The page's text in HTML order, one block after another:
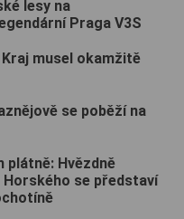
lesy na
Praga V3S
musel okamžitě
se poběží na
plátně: Hvězdně
se představí